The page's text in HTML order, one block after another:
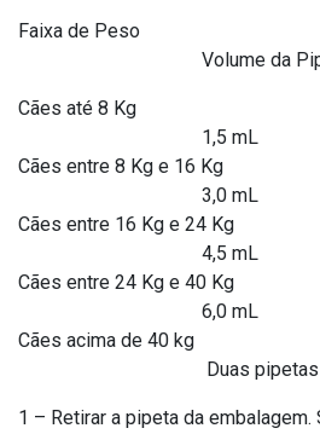
Faixa
Volume da
Cães
1,5 mL
Cães entre 8
3,0 mL
Cães entre 16
4,5 mL
Cães entre 24
6,0 mL
Cães acima
Duas pipetas de
1 – Retirar a pipeta da embalagem.